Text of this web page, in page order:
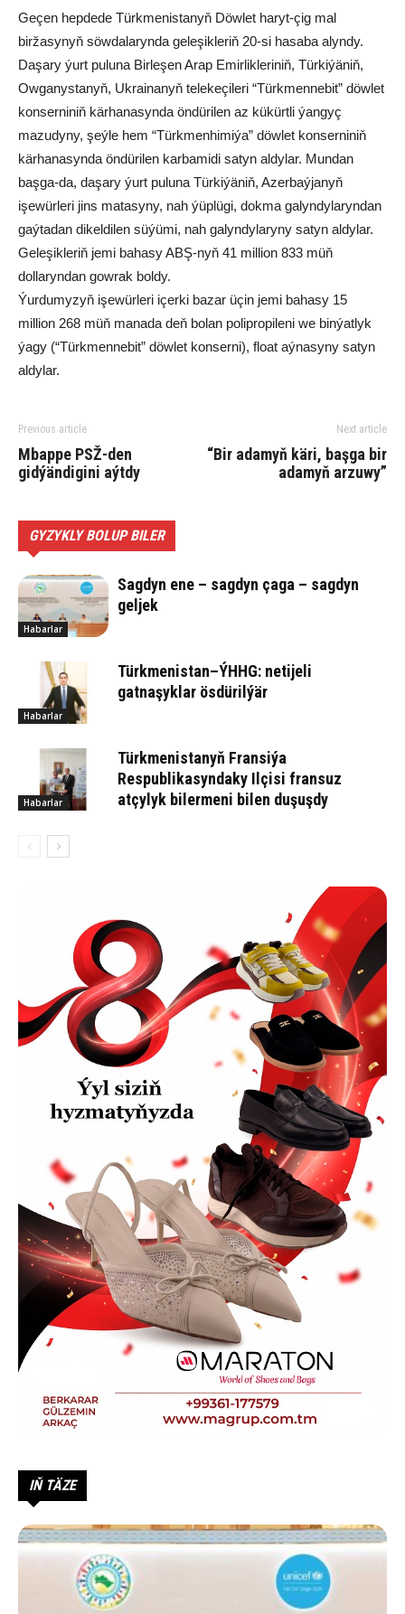
Geçen hepdede Türkmenistanyň Döwlet haryt-çig mal
biržasynyň söwdalarynda geleşikleriň 20-si hasaba alyndy.
Daşary ýurt puluna Birleşen Arap Emirlikleriniň, Türkiýäniň,
Owganystanyň, Ukrainanyň telekeçileri “Türkmennebit” döwlet
konserniniň kärhanasynda öndürilen az kükürtli ýangyç
mazudyny, şeýle hem “Türkmenhimiýa” döwlet konserniniň
kärhanasynda öndürilen karbamidi satyn aldylar. Mundan
başga-da, daşary ýurt puluna Türkiýäniň, Azerbaýjanyň
işewürleri jins matasyny, nah ýüplügi, dokma galyndylaryndan
gaýtadan dikeldilen süýümi, nah galyndylaryny satyn aldylar.
Geleşikleriň jemi bahasy ABŞ-nyň 41 million 833 müň
dollaryndan gowrak boldy.
Ýurdumyzyň işewürleri içerki bazar üçin jemi bahasy 15
million 268 müň manada deň bolan polipropileni we binýatlyk
ýagy (“Türkmennebit” döwlet konserni), float aýnasyny satyn
aldylar.
Previous article
Mbappe PSŽ-den
gidýändigini aýtdy
Next article
“Bir adamyň käri, başga bir
adamyň arzuwy”
GYZYKLY BOLUP BILER
Habarlar
Sagdyn ene – sagdyn çaga – sagdyn
geljek
Habarlar
Türkmenistan–ÝHHG: netijeli
gatnaşyklar ösdürilýär
Habarlar
Türkmenistanyň Fransiýa
Respublikasyndaky Ilçisi fransuz
atçylyk bilermeni bilen duşuşdy
IŇ TÄZE